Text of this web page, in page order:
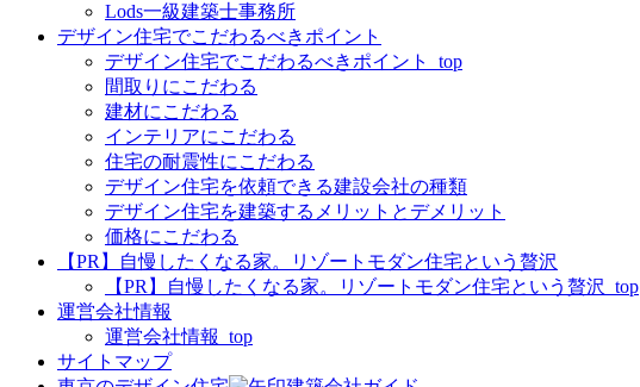
Lods一級建築士事務所
デザイン住宅でこだわるべきポイント
デザイン住宅でこだわるべきポイント_top
間取りにこだわる
建材にこだわる
インテリアにこだわる
住宅の耐震性にこだわる
デザイン住宅を依頼できる建設会社の種類
デザイン住宅を建築するメリットとデメリット
価格にこだわる
【PR】自慢したくなる家。リゾートモダン住宅という贅沢
【PR】自慢したくなる家。リゾートモダン住宅という贅沢_top
運営会社情報
運営会社情報_top
サイトマップ